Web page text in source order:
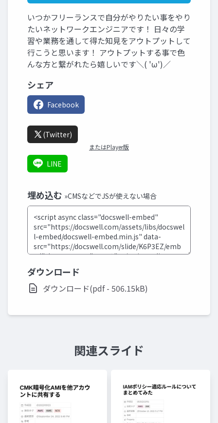
いつかフリーランスで自分がやりたい事をやり
たいネットワークエンジニアです！ 日々の学
習や業務を通して得た知見をアウトプットして
行こうと思います！ アウトプットする事で色
んな方と繋がれたら嬉しいです＼( 'ω')／
シェア
Facebook
(Twitter)
またはPlayer版
LINE
埋め込む »CMSなどでJSが使えない場合
ダウンロード
ダウンロード(pdf - 506.15kB)
関連スライド